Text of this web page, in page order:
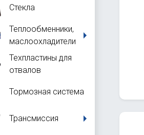
Стекла
Теплообменники,
маслоохладители
Техпластины для
отвалов
Тормозная система
Трансмиссия